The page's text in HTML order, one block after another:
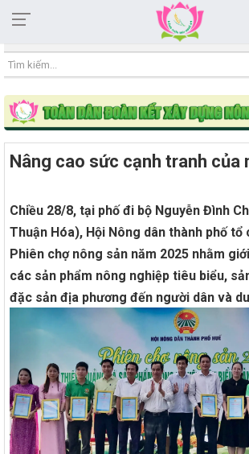
04:03:08 07/08/2026
Nâng cao sức cạnh tranh của
Chiều 28/8, tại phố đi bộ Nguyễn Đình
Thuận Hóa), Hội Nông dân thành phố tổ
Phiên chợ nông sản năm 2025 nhằm
các sản phẩm nông nghiệp tiêu biểu,
đặc sản địa phương đến người dân và